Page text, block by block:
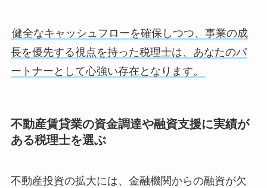
健全なキャッシュフローを確保しつつ、事業の成
長を優先する視点を持った税理士は、あなたのパ
ートナーとして心強い存在となります。
不動産賃貸業の資金調達や融資支援に実績が
ある税理士を選ぶ
不動産投資の拡大には、金融機関からの融資が欠